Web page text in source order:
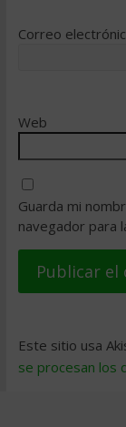
Correo
Web
Guarda mi
navegador para
Este sitio usa
se procesan los